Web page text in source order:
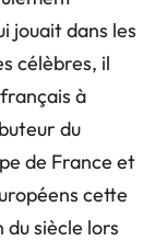
jouait dans les
célèbres, il
à
du
de France et
cette
siècle lors